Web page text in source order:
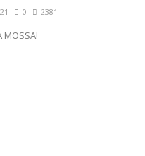
0 2381
MOSSA!